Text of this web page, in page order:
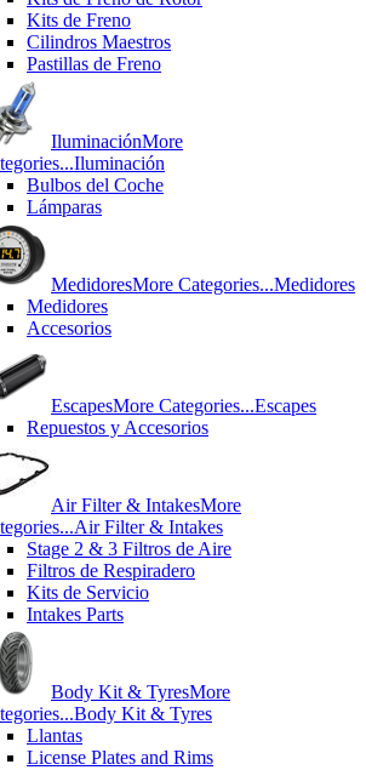
Kits de Freno
Cilindros Maestros
Pastillas de Freno
IluminaciónMore
Iluminación
Bulbos del Coche
Lámparas
MedidoresMore Categories...Medidores
Medidores
Accesorios
EscapesMore Categories...Escapes
Repuestos y Accesorios
Air Filter & IntakesMore
Air Filter & Intakes
Stage 2 & 3 Filtros de Aire
Filtros de Respiradero
Kits de Servicio
Intakes Parts
Body Kit & TyresMore
Body Kit & Tyres
Llantas
License Plates and Rims